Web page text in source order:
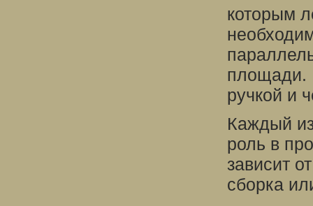
которым
площади.
ручкой и
Каждый
роль в
зависит
сборка